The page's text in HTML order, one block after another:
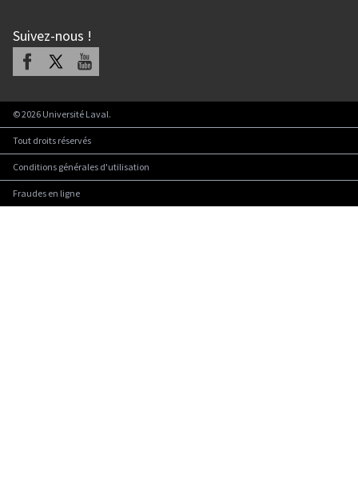
Suivez-nous !
Facebook Youtube
©2026 Université Laval.
Tout droits réservés
Conditions générales d'utilisation
Fraudes en ligne